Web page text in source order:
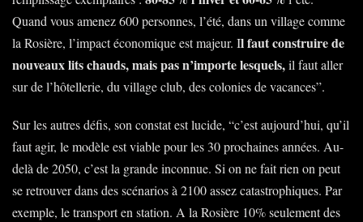
Quand vous amenez 600 personnes, l’été, dans un village comme
la Rosière, l’impact économique est majeur. Il faut construire de
nouveaux lits chauds, mais pas n’importe lesquels,il faut aller
sur de l’hôtellerie, du village club, des colonies de vacances”.
Sur les autres défis, son constat est lucide, “c’est aujourd’hui, qu’il
faut agir, le modèle est viable pour les 30 prochaines années. Au-
delà de 2050, c’est la grande inconnue. Si on ne fait rien on peut
se retrouver dans des scénarios à 2100 assez catastrophiques. Par
exemple, le transport en station. A la Rosière 10% seulement des